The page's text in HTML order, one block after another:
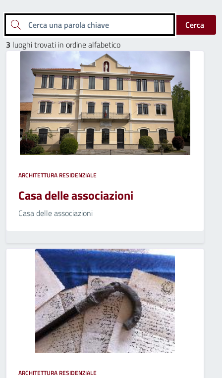
Cerca una parola chiave
Cerca
3 luoghi trovati in ordine alfabetico
ARCHITETTURA RESIDENZIALE
Casa delle associazioni
Casa delle associazioni
ARCHITETTURA RESIDENZIALE